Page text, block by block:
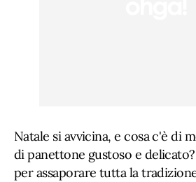
Natale si avvicina, e cosa c'è di
di panettone gustoso e
per assaporare tutta la